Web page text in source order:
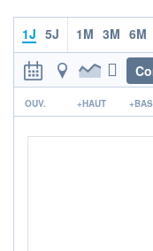
OUVERTURE
6,7735
6,7834
COTATION
1J 5J 1M 3M 6M
r
OUV. +HAUT +BAS